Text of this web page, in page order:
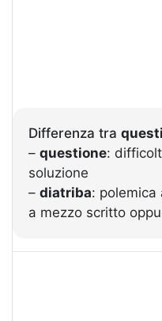
Differenza tra
– questione:
soluzione
– diatriba: polemica
a mezzo scritto